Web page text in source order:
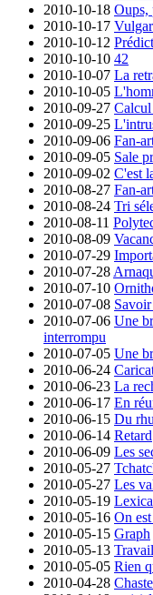
2010-10-18 Oups,
2010-10-17
2010-10-12
2010-10-10 42
2010-10-07 La
2010-10-05
2010-09-27 Calcul
2010-09-25
2010-09-06 Fan-
2010-09-05 Sale
2010-09-02 C'est
2010-08-27 Fan-
2010-08-24 Tri
2010-08-11
2010-08-09
2010-07-29
2010-07-28
2010-07-10
2010-07-08
2010-07-06 Une
interrompu
2010-07-05 Une
2010-06-24
2010-06-23 La
2010-06-17 En
2010-06-15 Du
2010-06-14 Retard
2010-06-09 Les
2010-05-27
2010-05-27 Les
2010-05-19
2010-05-16 On
2010-05-15 Graph
2010-05-13
2010-05-05 Rien
2010-04-28